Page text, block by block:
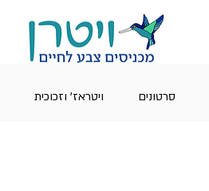
סרטונים ויטראז' וזכוכית